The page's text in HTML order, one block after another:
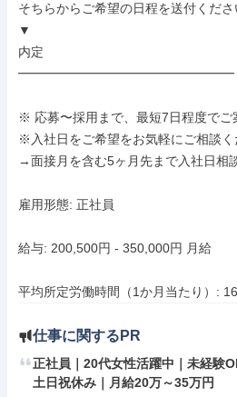
そちらからご希望の日程を送付くださ
▼
内定
━━━━━━━━━━━━━━━━━
※ 応募〜採用まで、最短7日程度でご
※入社日をご希望をお気軽にご相談く
→面接月を含む5ヶ月先まで入社日相
雇用形態: 正社員
給与: 200,500円 - 350,000円 月給
平均所定労働時間（1か月当たり）:
仕事に関するPR
正社員｜20代女性活躍中｜未経験
土日祝休み｜月給20万～35万円